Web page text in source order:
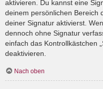
aktivieren. Du kannst eine
deinem persönlichen Bereich
deiner Signatur aktivierst.
dennoch ohne Signatur
einfach das Kontrollkästchen
deaktivieren.
Nach oben